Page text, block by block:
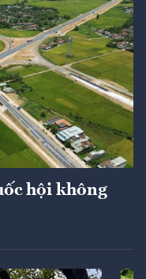
hội không